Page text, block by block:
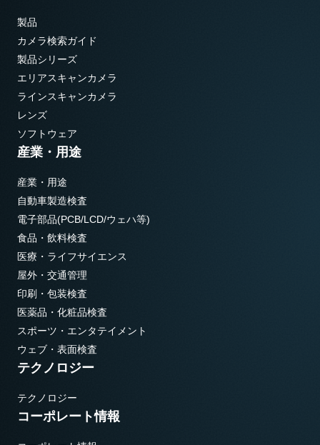
製品
カメラ検索ガイド
製品シリーズ
エリアスキャンカメラ
ラインスキャンカメラ
レンズ
ソフトウェア
産業・用途
産業・用途
自動車製造検査
電子部品(PCB/LCD/ウェハ等)
食品・飲料検査
医療・ライフサイエンス
屋外・交通管理
印刷・包装検査
医薬品・化粧品検査
スポーツ・エンタテイメント
ウェブ・表面検査
テクノロジー
テクノロジー
コーポレート情報